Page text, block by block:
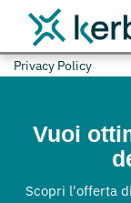
Privacy Policy
Vuoi
Scopri l'offerta